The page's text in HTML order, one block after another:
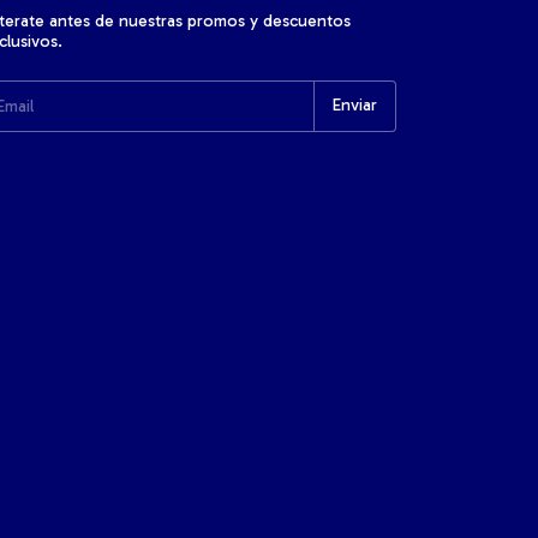
antes de nuestras promos y descuentos